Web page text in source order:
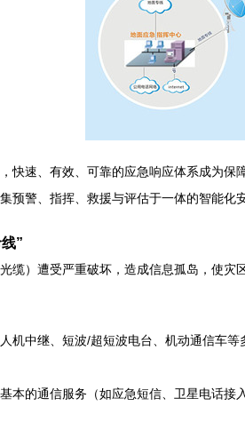
快速、有效、可靠的应急响应体系成为保
预警、指挥、救援与评估于一体的智能化
”
缆）遭受严重破坏，造成信息孤岛，使
机中继、短波/超短波电台、机动通信车
本的通信服务（如应急短信、卫星电话